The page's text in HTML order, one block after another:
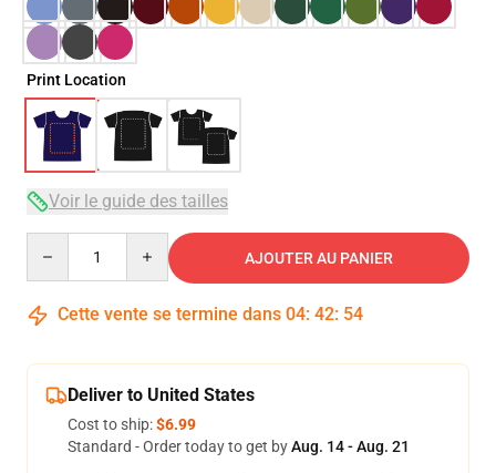
Print Location
Voir le guide des tailles
AJOUTER AU PANIER
Cette vente se termine dans 04: 42: 54
Deliver to United States
Cost to ship:$6.99
Standard - Order today to get byAug. 14 - Aug. 21